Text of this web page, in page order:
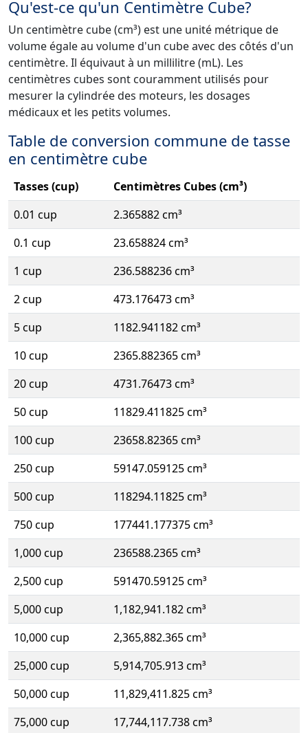
Qu'est-ce qu'un Centimètre Cube?
Un centimètre cube (cm³) est une unité métrique de
volume égale au volume d'un cube avec des côtés d'un
centimètre. Il équivaut à un millilitre (mL). Les
centimètres cubes sont couramment utilisés pour
mesurer la cylindrée des moteurs, les dosages
médicaux et les petits volumes.
Table de conversion commune de tasse
en centimètre cube
Tasses (cup)
Centimètres Cubes (cm³)
0.01 cup
2.365882 cm³
0.1 cup
23.658824 cm³
1 cup
236.588236 cm³
2 cup
473.176473 cm³
5 cup
1182.941182 cm³
10 cup
2365.882365 cm³
20 cup
4731.76473 cm³
50 cup
11829.411825 cm³
100 cup
23658.82365 cm³
250 cup
59147.059125 cm³
500 cup
118294.11825 cm³
750 cup
177441.177375 cm³
1,000 cup
236588.2365 cm³
2,500 cup
591470.59125 cm³
5,000 cup
1,182,941.182 cm³
10,000 cup
2,365,882.365 cm³
25,000 cup
5,914,705.913 cm³
50,000 cup
11,829,411.825 cm³
75,000 cup
17,744,117.738 cm³